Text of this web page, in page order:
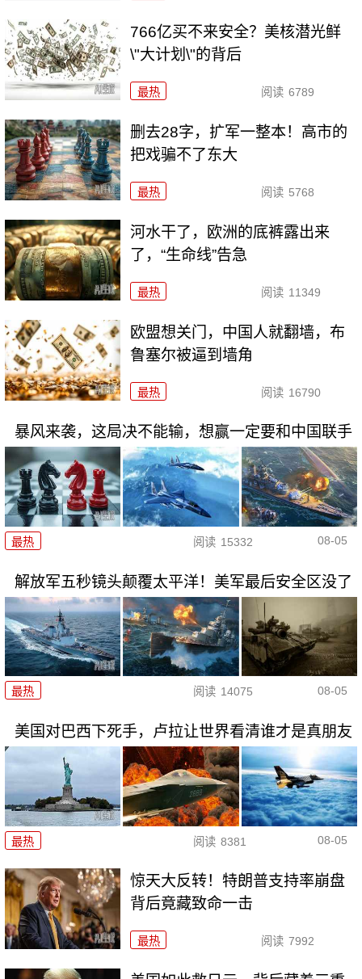
766亿买不来安全？美核潜光鲜
\"大计划\"的背后
最热 阅读 6789
删去28字，扩军一整本！高市的
把戏骗不了东大
最热 阅读 5768
河水干了，欧洲的底裤露出来
了，“生命线”告急
最热 阅读 11349
欧盟想关门，中国人就翻墙，布
鲁塞尔被逼到墙角
最热 阅读 16790
暴风来袭，这局决不能输，想赢一定要和中国联手
最热 阅读 15332 08-05
解放军五秒镜头颠覆太平洋！美军最后安全区没了
最热 阅读 14075 08-05
美国对巴西下死手，卢拉让世界看清谁才是真朋友
最热 阅读 8381 08-05
惊天大反转！特朗普支持率崩盘
背后竟藏致命一击
最热 阅读 7992